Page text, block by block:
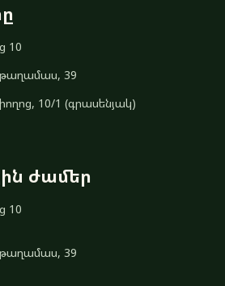
10
39
10/1 (գրասենյակ)
ժամեր
10
39